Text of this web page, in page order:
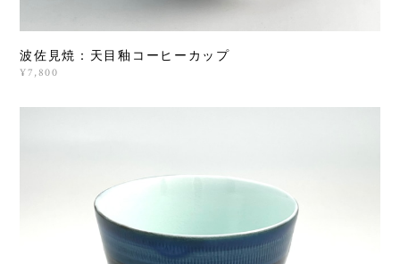
波佐見焼：天目釉コーヒーカップ
¥7,800